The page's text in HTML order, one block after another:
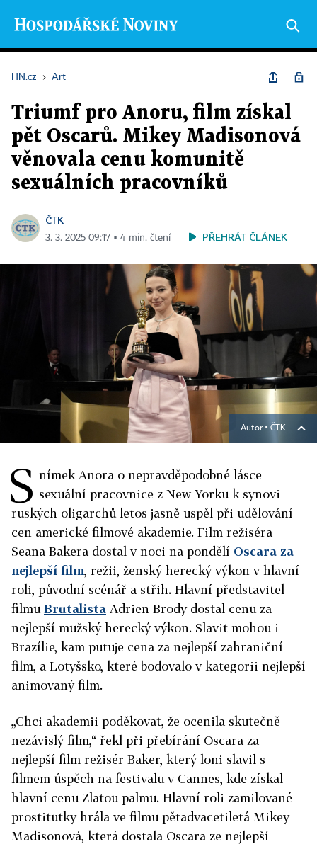
HN.cz › Art
Triumf pro Anoru, film získal
pět Oscarů. Mikey Madisonová
věnovala cenu komunitě
sexuálních pracovníků
ČTK
3. 3. 2025 09:17 ▪ 4 min. čtení PŘEHRÁT ČLÁNEK
Autor ▪ ČTK
S nímek Anora o nepravděpodobné lásce
sexuální pracovnice z New Yorku k synovi
ruských oligarchů letos jasně uspěl při udělování
cen americké filmové akademie. Film režiséra
Seana Bakera dostal v noci na pondělí Oscara za
nejlepší film, režii, ženský herecký výkon v hlavní
roli, původní scénář a střih. Hlavní představitel
filmu Brutalista Adrien Brody dostal cenu za
nejlepší mužský herecký výkon. Slavit mohou i
Brazílie, kam putuje cena za nejlepší zahraniční
film, a Lotyšsko, které bodovalo v kategorii nejlepší
animovaný film.
„Chci akademii poděkovat, že ocenila skutečně
nezávislý film,“ řekl při přebírání Oscara za
nejlepší film režisér Baker, který loni slavil s
filmem úspěch na festivalu v Cannes, kde získal
hlavní cenu Zlatou palmu. Hlavní roli zamilované
prostitutky hrála ve filmu pětadvacetiletá Mikey
Madisonová, která dostala Oscara ze nejlepší